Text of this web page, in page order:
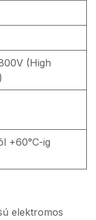
(High
+60°C-ig
elektromos